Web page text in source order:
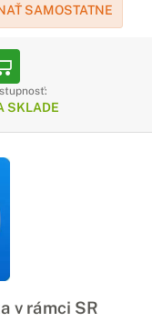
SAMOSTATNE
SKLADE
v rámci SR